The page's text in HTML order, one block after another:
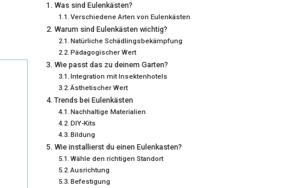
Was sind Eulenkästen?
Verschiedene Arten von Eulenkästen
Warum sind Eulenkästen wichtig?
Natürliche Schädlingsbekämpfung
Pädagogischer Wert
Wie passt das zu deinem Garten?
Integration mit Insektenhotels
Ästhetischer Wert
Trends bei Eulenkästen
Nachhaltige Materialien
DIY-Kits
Bildung
Wie installierst du einen Eulenkasten?
Wähle den richtigen Standort
Ausrichtung
Befestigung